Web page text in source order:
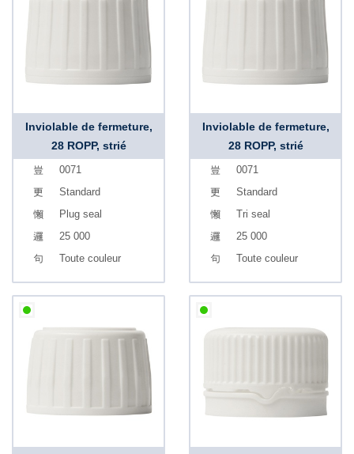
Inviolable de fermeture,
28 ROPP, strié
0071
Standard
Plug seal
25 000
Toute couleur
Inviolable de fermeture,
28 ROPP, strié
0071
Standard
Tri seal
25 000
Toute couleur